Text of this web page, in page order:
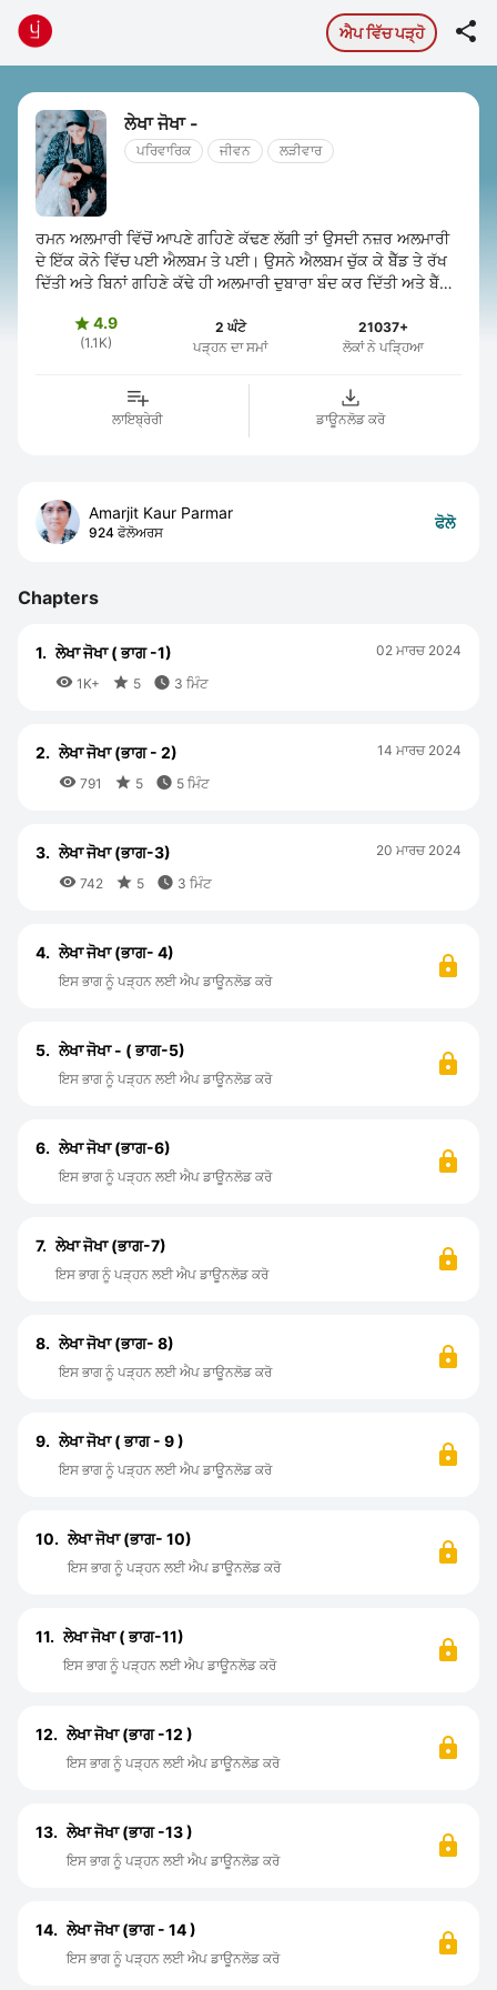
ਐਪ ਵਿੱਚ ਪੜ੍ਹੋ 
ਲੇਖਾ ਜੋਖਾ -
ਪਰਿਵਾਰਿਕ ਜੀਵਨ ਲੜੀਵਾਰ
ਰਮਨ ਅਲਮਾਰੀ ਵਿੱਚੋਂ ਆਪਣੇ ਗਹਿਣੇ ਕੱਢਣ ਲੱਗੀ ਤਾਂ ਉਸਦੀ ਨਜ਼ਰ ਅਲਮਾਰੀ
ਦੇ ਇੱਕ ਕੋਨੇ ਵਿੱਚ ਪਈ ਐਲਬਮ ਤੇ ਪਈ। ਉਸਨੇ ਐਲਬਮ ਚੁੱਕ ਕੇ ਬੈੱਡ ਤੇ ਰੱਖ
ਦਿੱਤੀ ਅਤੇ ਬਿਨਾਂ ਗਹਿਣੇ ਕੱਢੇ ਹੀ ਅਲਮਾਰੀ ਦੁਬਾਰਾ ਬੰਦ ਕਰ ਦਿੱਤੀ ਅਤੇ ਬੈੱਡ
4.9
(1.1K)
2 ਘੰਟੇ
ਪੜ੍ਹਨ ਦਾ ਸਮਾਂ
21037+
ਲੋਕਾਂ ਨੇ ਪੜ੍ਹਿਆ
ਲਾਇਬ੍ਰੇਰੀ ਡਾਊਨਲੋਡ ਕਰੋ
Amarjit Kaur Parmar
924 ਫੋਲੋਅਰਸ
ਫੋਲੋ
Chapters
1. ਲੇਖਾ ਜੋਖਾ ( ਭਾਗ -1)
 1K+  5  3 ਮਿੰਟ
02 ਮਾਰਚ 2024
2. ਲੇਖਾ ਜੋਖਾ (ਭਾਗ - 2)
 791  5  5 ਮਿੰਟ
14 ਮਾਰਚ 2024
3. ਲੇਖਾ ਜੋਖਾ (ਭਾਗ-3)
 742  5  3 ਮਿੰਟ
20 ਮਾਰਚ 2024
4. ਲੇਖਾ ਜੋਖਾ (ਭਾਗ- 4)
ਇਸ ਭਾਗ ਨੂੰ ਪੜ੍ਹਨ ਲਈ ਐਪ ਡਾਊਨਲੋਡ ਕਰੋ
5. ਲੇਖਾ ਜੋਖਾ - ( ਭਾਗ-5)
ਇਸ ਭਾਗ ਨੂੰ ਪੜ੍ਹਨ ਲਈ ਐਪ ਡਾਊਨਲੋਡ ਕਰੋ
6. ਲੇਖਾ ਜੋਖਾ (ਭਾਗ-6)
ਇਸ ਭਾਗ ਨੂੰ ਪੜ੍ਹਨ ਲਈ ਐਪ ਡਾਊਨਲੋਡ ਕਰੋ
7. ਲੇਖਾ ਜੋਖਾ (ਭਾਗ-7)
ਇਸ ਭਾਗ ਨੂੰ ਪੜ੍ਹਨ ਲਈ ਐਪ ਡਾਊਨਲੋਡ ਕਰੋ
8. ਲੇਖਾ ਜੋਖਾ (ਭਾਗ- 8)
ਇਸ ਭਾਗ ਨੂੰ ਪੜ੍ਹਨ ਲਈ ਐਪ ਡਾਊਨਲੋਡ ਕਰੋ
9. ਲੇਖਾ ਜੋਖਾ ( ਭਾਗ - 9 )
ਇਸ ਭਾਗ ਨੂੰ ਪੜ੍ਹਨ ਲਈ ਐਪ ਡਾਊਨਲੋਡ ਕਰੋ
10. ਲੇਖਾ ਜੋਖਾ (ਭਾਗ- 10)
ਇਸ ਭਾਗ ਨੂੰ ਪੜ੍ਹਨ ਲਈ ਐਪ ਡਾਊਨਲੋਡ ਕਰੋ
11. ਲੇਖਾ ਜੋਖਾ ( ਭਾਗ-11)
ਇਸ ਭਾਗ ਨੂੰ ਪੜ੍ਹਨ ਲਈ ਐਪ ਡਾਊਨਲੋਡ ਕਰੋ
12. ਲੇਖਾ ਜੋਖਾ (ਭਾਗ -12 )
ਇਸ ਭਾਗ ਨੂੰ ਪੜ੍ਹਨ ਲਈ ਐਪ ਡਾਊਨਲੋਡ ਕਰੋ
13. ਲੇਖਾ ਜੋਖਾ (ਭਾਗ -13 )
ਇਸ ਭਾਗ ਨੂੰ ਪੜ੍ਹਨ ਲਈ ਐਪ ਡਾਊਨਲੋਡ ਕਰੋ
14. ਲੇਖਾ ਜੋਖਾ (ਭਾਗ - 14 )
ਇਸ ਭਾਗ ਨੂੰ ਪੜ੍ਹਨ ਲਈ ਐਪ ਡਾਊਨਲੋਡ ਕਰੋ